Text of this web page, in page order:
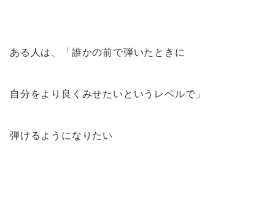
ある人は、「誰かの前で弾いたときに
自分をより良くみせたいというレベルで」
弾けるようになりたい